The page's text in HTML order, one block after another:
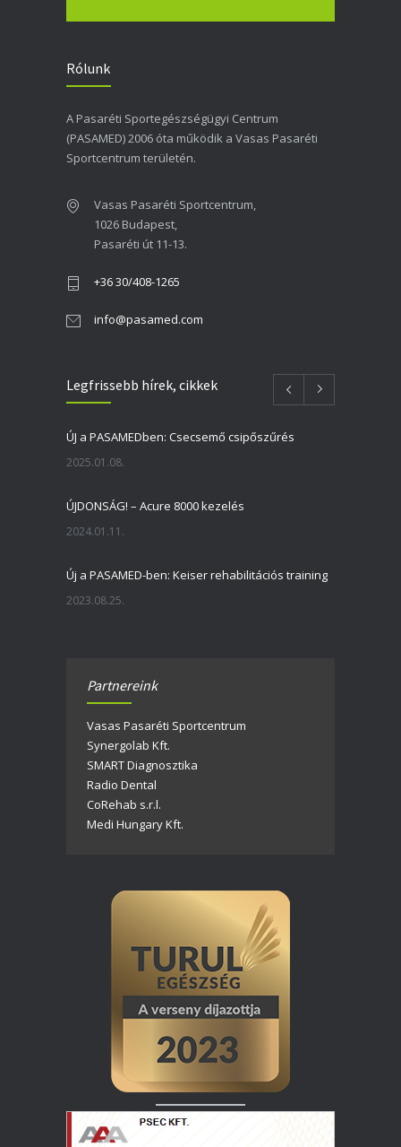
Rólunk
A Pasaréti Sportegészségügyi Centrum
(PASAMED) 2006 óta működik a Vasas Pasaréti
Sportcentrum területén.
Vasas Pasaréti Sportcentrum,
1026 Budapest,
Pasaréti út 11-13.
+36 30/408-1265
info@pasamed.com
Legfrissebb hírek, cikkek
ÚJ a PASAMEDben: Csecsemő csipőszűrés
2025.01.08.
ÚJDONSÁG! – Acure 8000 kezelés
2024.01.11.
Új a PASAMED-ben: Keiser rehabilitációs training
2023.08.25.
2023.04.04.
Partnereink
Vasas Pasaréti Sportcentrum
Synergolab Kft.
SMART Diagnosztika
Radio Dental
CoRehab s.r.l.
Medi Hungary Kft.